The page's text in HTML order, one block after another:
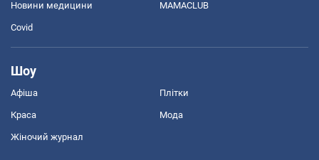
Новини медицини MAMACLUB
Covid
Шоу
Афіша Плітки
Краса Мода
Жіночий журнал